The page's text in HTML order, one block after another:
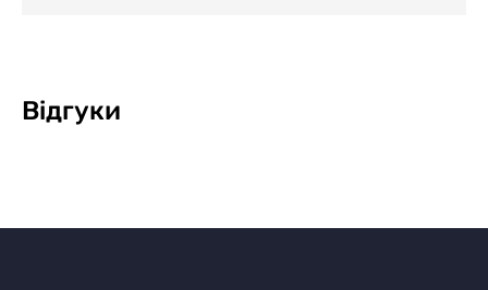
Відгуки